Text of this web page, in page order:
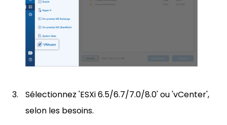
Sélectionnez 'ESXi 6.5/6.7/7.0/8.0' ou 'vCenter',
selon les besoins.